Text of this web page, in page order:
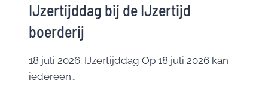
IJzertijddag bij de IJzertijd
boerderij
18 juli 2026: IJzertijddag Op 18 juli 2026 kan
iedereen…